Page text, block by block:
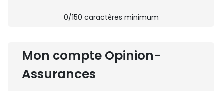
0/150 caractères minimum
Mon compte Opinion-
Assurances